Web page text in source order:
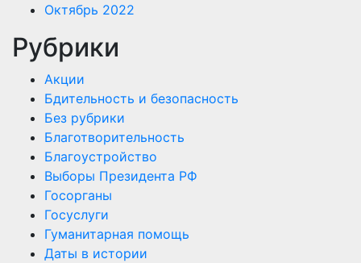
Октябрь 2022
Рубрики
Акции
Бдительность и безопасность
Без рубрики
Благотворительность
Благоустройство
Выборы Президента РФ
Госорганы
Госуслуги
Гуманитарная помощь
Даты в истории